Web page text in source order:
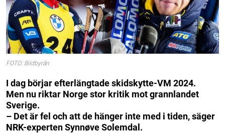
FOTO: Bildbyrån
I dag börjar efterlängtade skidskytte-VM 2024.
Men nu riktar Norge stor kritik mot grannlandet
Sverige.
– Det är fel och att de hänger inte med i tiden, säger
NRK-experten Synnøve Solemdal.